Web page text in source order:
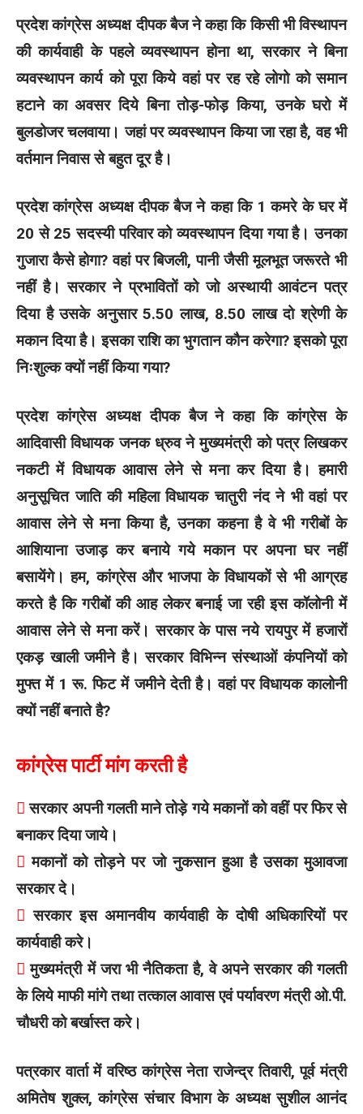
प्रदेश कांग्रेस अध्यक्ष दीपक बैज ने कहा कि किसी भी विस्थापन
की कार्यवाही के पहले व्यवस्थापन होना था, सरकार ने बिना
व्यवस्थापन कार्य को पूरा किये वहां पर रह रहे लोगो को समान
हटाने का अवसर दिये बिना तोड़-फोड़ किया, उनके घरो में
बुलडोजर चलवाया। जहां पर व्यवस्थापन किया जा रहा है, वह भी
वर्तमान निवास से बहुत दूर है।
प्रदेश कांग्रेस अध्यक्ष दीपक बैज ने कहा कि 1 कमरे के घर में
20 से 25 सदस्यी परिवार को व्यवस्थापन दिया गया है। उनका
गुजारा कैसे होगा? वहां पर बिजली, पानी जैसी मूलभूत जरूरते भी
नहीं है। सरकार ने प्रभावितों को जो अस्थायी आवंटन पत्र
दिया है उसके अनुसार 5.50 लाख, 8.50 लाख दो श्रेणी के
मकान दिया है। इसका राशि का भुगतान कौन करेगा? इसको पूरा
निःशुल्क क्यों नहीं किया गया?
प्रदेश कांग्रेस अध्यक्ष दीपक बैज ने कहा कि कांग्रेस के
आदिवासी विधायक जनक ध्रुव ने मुख्यमंत्री को पत्र लिखकर
नकटी में विधायक आवास लेने से मना कर दिया है। हमारी
अनुसूचित जाति की महिला विधायक चातुरी नंद ने भी वहां पर
आवास लेने से मना किया है, उनका कहना है वे भी गरीबों के
आशियाना उजाड़ कर बनाये गये मकान पर अपना घर नहीं
बसायेंगे। हम, कांग्रेस और भाजपा के विधायकों से भी आग्रह
करते है कि गरीबों की आह लेकर बनाई जा रही इस कॉलोनी में
आवास लेने से मना करें। सरकार के पास नये रायपुर में हजारों
एकड़ खाली जमीने है। सरकार विभिन्न संस्थाओं कंपनियों को
मुफ्त में 1 रू. फिट में जमीने देती है। वहां पर विधायक कालोनी
क्यों नहीं बनाते है?
कांग्रेस पार्टी मांग करती है
 सरकार अपनी गलती माने तोड़े गये मकानों को वहीं पर फिर से
बनाकर दिया जाये।
 मकानों को तोड़ने पर जो नुकसान हुआ है उसका मुआवजा
सरकार दे।
 सरकार इस अमानवीय कार्यवाही के दोषी अधिकारियों पर
कार्यवाही करे।
 मुख्यमंत्री में जरा भी नैतिकता है, वे अपने सरकार की गलती
के लिये माफी मांगे तथा तत्काल आवास एवं पर्यावरण मंत्री ओ.पी.
चौधरी को बर्खास्त करे।
पत्रकार वार्ता में वरिष्ठ कांग्रेस नेता राजेन्द्र तिवारी, पूर्व मंत्री
अमितेष शुक्ल, कांग्रेस संचार विभाग के अध्यक्ष सुशील आनंद